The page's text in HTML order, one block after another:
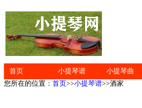
首页 小提琴谱 小提琴曲
您所在的位置： 首页>>小提琴谱>>酒家